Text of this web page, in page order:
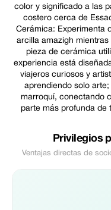
color y significado a las
costero cerca de
Cerámica: Experimenta
arcilla amazigh
pieza de cerámica
experiencia está
viajeros curiosos y
aprendiendo solo
marroquí, conectando
parte más profunda de
Privilegios
Ventajas directas de